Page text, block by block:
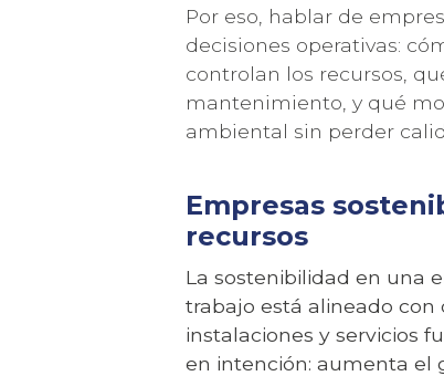
Por eso, hablar de
decisiones operativas:
controlan los recursos,
mantenimiento, y qué
ambiental sin perder
Empresas
recursos
La sostenibilidad en una
trabajo está alineado con
instalaciones y servicios
en intención: aumenta el